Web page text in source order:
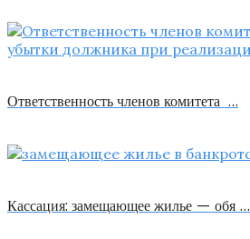
Ответственность членов комитета …
Кассация: замещающее жилье — обя …